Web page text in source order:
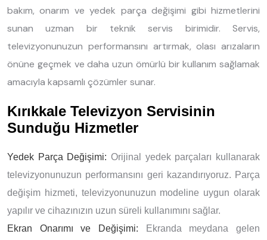
bakım, onarım ve yedek parça değişimi gibi hizmetlerini
sunan uzman bir teknik servis birimidir. Servis,
televizyonunuzun performansını artırmak, olası arızaların
önüne geçmek ve daha uzun ömürlü bir kullanım sağlamak
amacıyla kapsamlı çözümler sunar.
Kırıkkale Televizyon Servisinin
Sunduğu Hizmetler
Yedek Parça Değişimi: Orijinal yedek parçaları kullanarak
televizyonunuzun performansını geri kazandırıyoruz. Parça
değişim hizmeti, televizyonunuzun modeline uygun olarak
yapılır ve cihazınızın uzun süreli kullanımını sağlar.
Ekran Onarımı ve Değişimi: Ekranda meydana gelen